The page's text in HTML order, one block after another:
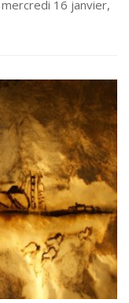
16 janvier,